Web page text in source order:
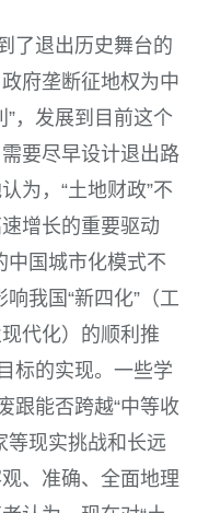
了退出历史舞台的
府垄断征地权为中
”，发展到目前这个
要尽早设计退出路
为，“土地财政”不
增长的重要驱动
中国城市化模式不
我国“新四化”（工
代化）的顺利推
标的实现。一些学
跟能否跨越“中等收
等现实挑战和长远
、准确、全面地理